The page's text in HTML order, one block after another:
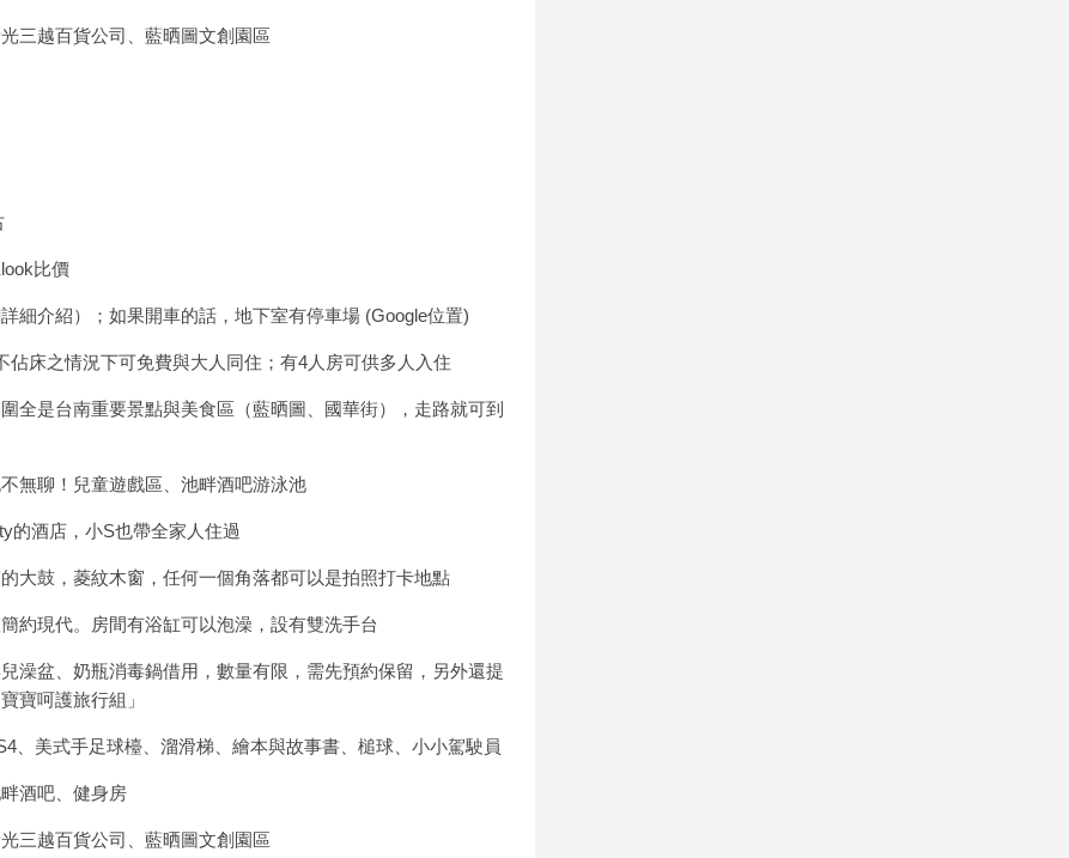
三越百貨公司、藍晒圖文創園區
比價
細介紹）；如果開車的話，地下室有停車場 (Google位置)
佔床之情況下可免費與大人同住；有4人房可供多人入住
全是台南重要景點與美食區（藍晒圖、國華街），走路就可到
無聊！兒童遊戲區、池畔酒吧游泳池
的酒店，小S也帶全家人住過
大鼓，菱紋木窗，任何一個角落都可以是拍照打卡地點
約現代。房間有浴缸可以泡澡，設有雙洗手台
澡盆、奶瓶消毒鍋借用，數量有限，需先預約保留，另外還提
寶呵護旅行組」
、美式手足球檯、溜滑梯、繪本與故事書、槌球、小小駕駛員
酒吧、健身房
三越百貨公司、藍晒圖文創園區